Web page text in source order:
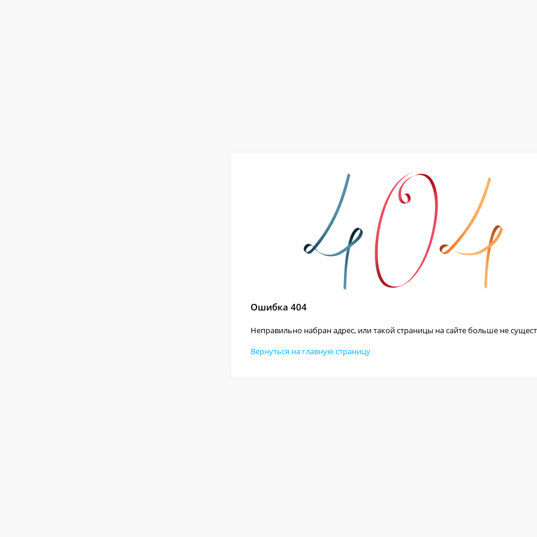
Ошибка 404
Неправильно набран адрес, или такой страницы на сайте больше не
Вернуться на главную страницу